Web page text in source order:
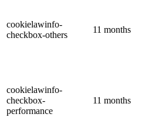
cookielawinfo-
checkbox-others
11 months
cookielawinfo-
checkbox-
performance
11 months